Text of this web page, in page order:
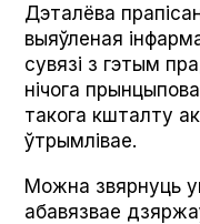
Дэталёва
выяўленая
сувязі з гэтым
нічога
такога кшталту
ўтрымлівае.
Можна звярнуць
абавязвае